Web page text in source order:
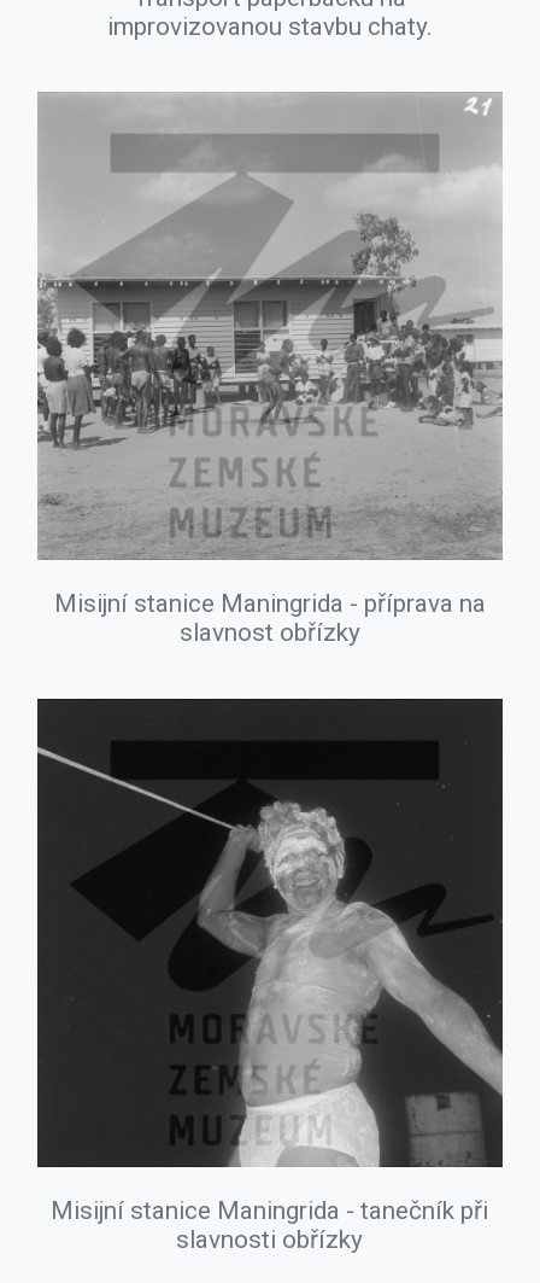
improvizovanou stavbu chaty.
Misijní stanice Maningrida - příprava na
slavnost obřízky
Misijní stanice Maningrida - tanečník při
slavnosti obřízky